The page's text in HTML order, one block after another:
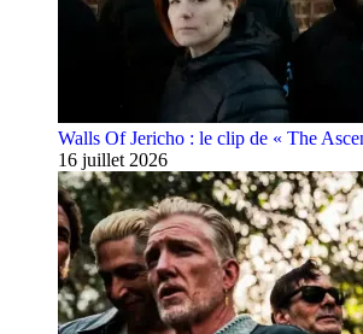
Walls Of Jericho : le clip de « The
16 juillet 2026